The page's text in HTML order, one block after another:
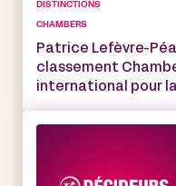
DISTINCTIONS
CHAMBERS
Patrice Lefèvre-
classement
international pour